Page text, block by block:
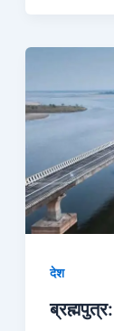
देश